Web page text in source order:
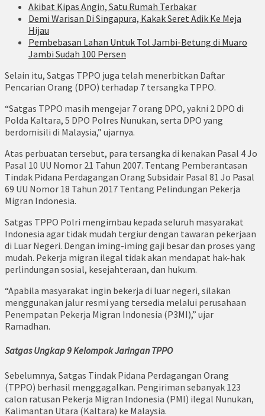
Akibat Kipas Angin, Satu Rumah Terbakar
Demi Warisan Di Singapura, Kakak Seret Adik Ke Meja
Hijau
Pembebasan Lahan Untuk Tol Jambi-Betung di Muaro
Jambi Sudah 100 Persen
Selain itu, Satgas TPPO juga telah menerbitkan Daftar
Pencarian Orang (DPO) terhadap 7 tersangka TPPO.
“Satgas TPPO masih mengejar 7 orang DPO, yakni 2 DPO di
Polda Kaltara, 5 DPO Polres Nunukan, serta DPO yang
berdomisili di Malaysia,” ujarnya.
Atas perbuatan tersebut, para tersangka di kenakan Pasal 4 Jo
Pasal 10 UU Nomor 21 Tahun 2007. Tentang Pemberantasan
Tindak Pidana Perdagangan Orang Subsidair Pasal 81 Jo Pasal
69 UU Nomor 18 Tahun 2017 Tentang Pelindungan Pekerja
Migran Indonesia.
Satgas TPPO Polri mengimbau kepada seluruh masyarakat
Indonesia agar tidak mudah tergiur dengan tawaran pekerjaan
di Luar Negeri. Dengan iming-iming gaji besar dan proses yang
mudah. Pekerja migran ilegal tidak akan mendapat hak-hak
perlindungan sosial, kesejahteraan, dan hukum.
“Apabila masyarakat ingin bekerja di luar negeri, silakan
menggunakan jalur resmi yang tersedia melalui perusahaan
Penempatan Pekerja Migran Indonesia (P3MI),” ujar
Ramadhan.
Satgas Ungkap 9 Kelompok Jaringan TPPO
Sebelumnya, Satgas Tindak Pidana Perdagangan Orang
(TPPO) berhasil menggagalkan. Pengiriman sebanyak 123
calon ratusan Pekerja Migran Indonesia (PMI) ilegal Nunukan,
Kalimantan Utara (Kaltara) ke Malaysia.